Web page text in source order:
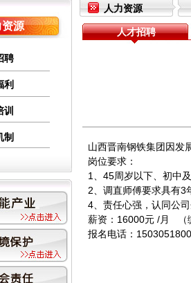
源
聘
利
训
制
人力资源
人才招聘
山西晋南钢铁集团因发
岗位要求：
1、45周岁以下、初中
2、调直师傅要求具有3
4、责任心强，认同
薪资：16000元 /月 （
报名电话：